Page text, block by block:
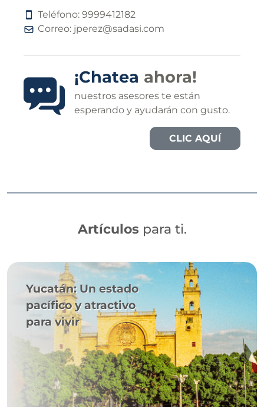
Teléfono: 9999412182
Correo: jperez@sadasi.com
¡Chatea ahora!
nuestros asesores te están
esperando y ayudarán con gusto.
CLIC AQUÍ
Artículos para ti.
Yucatán: Un estado
pacífico y atractivo
para vivir